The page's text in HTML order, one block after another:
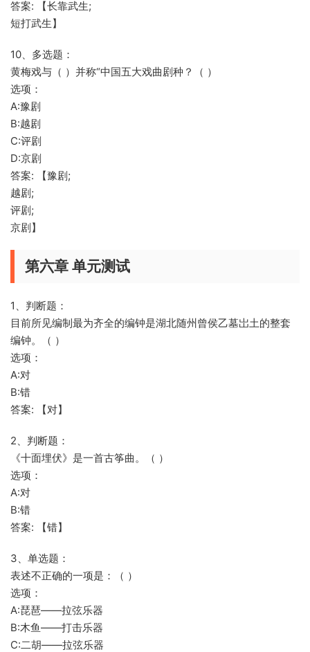
答案: 【长靠武生;
短打武生】
10、多选题：
黄梅戏与（ ）并称“中国五大戏曲剧种？（ ）
选项：
A:豫剧
B:越剧
C:评剧
D:京剧
答案: 【豫剧;
越剧;
评剧;
京剧】
第六章 单元测试
1、判断题：
目前所见编制最为齐全的编钟是湖北随州曾侯乙墓岀土的整套
编钟。（ ）
选项：
A:对
B:错
答案: 【对】
2、判断题：
《十面埋伏》是一首古筝曲。（ ）
选项：
A:对
B:错
答案: 【错】
3、单选题：
表述不正确的一项是：（ ）
选项：
A:琵琶——拉弦乐器
B:木鱼——打击乐器
C:二胡——拉弦乐器